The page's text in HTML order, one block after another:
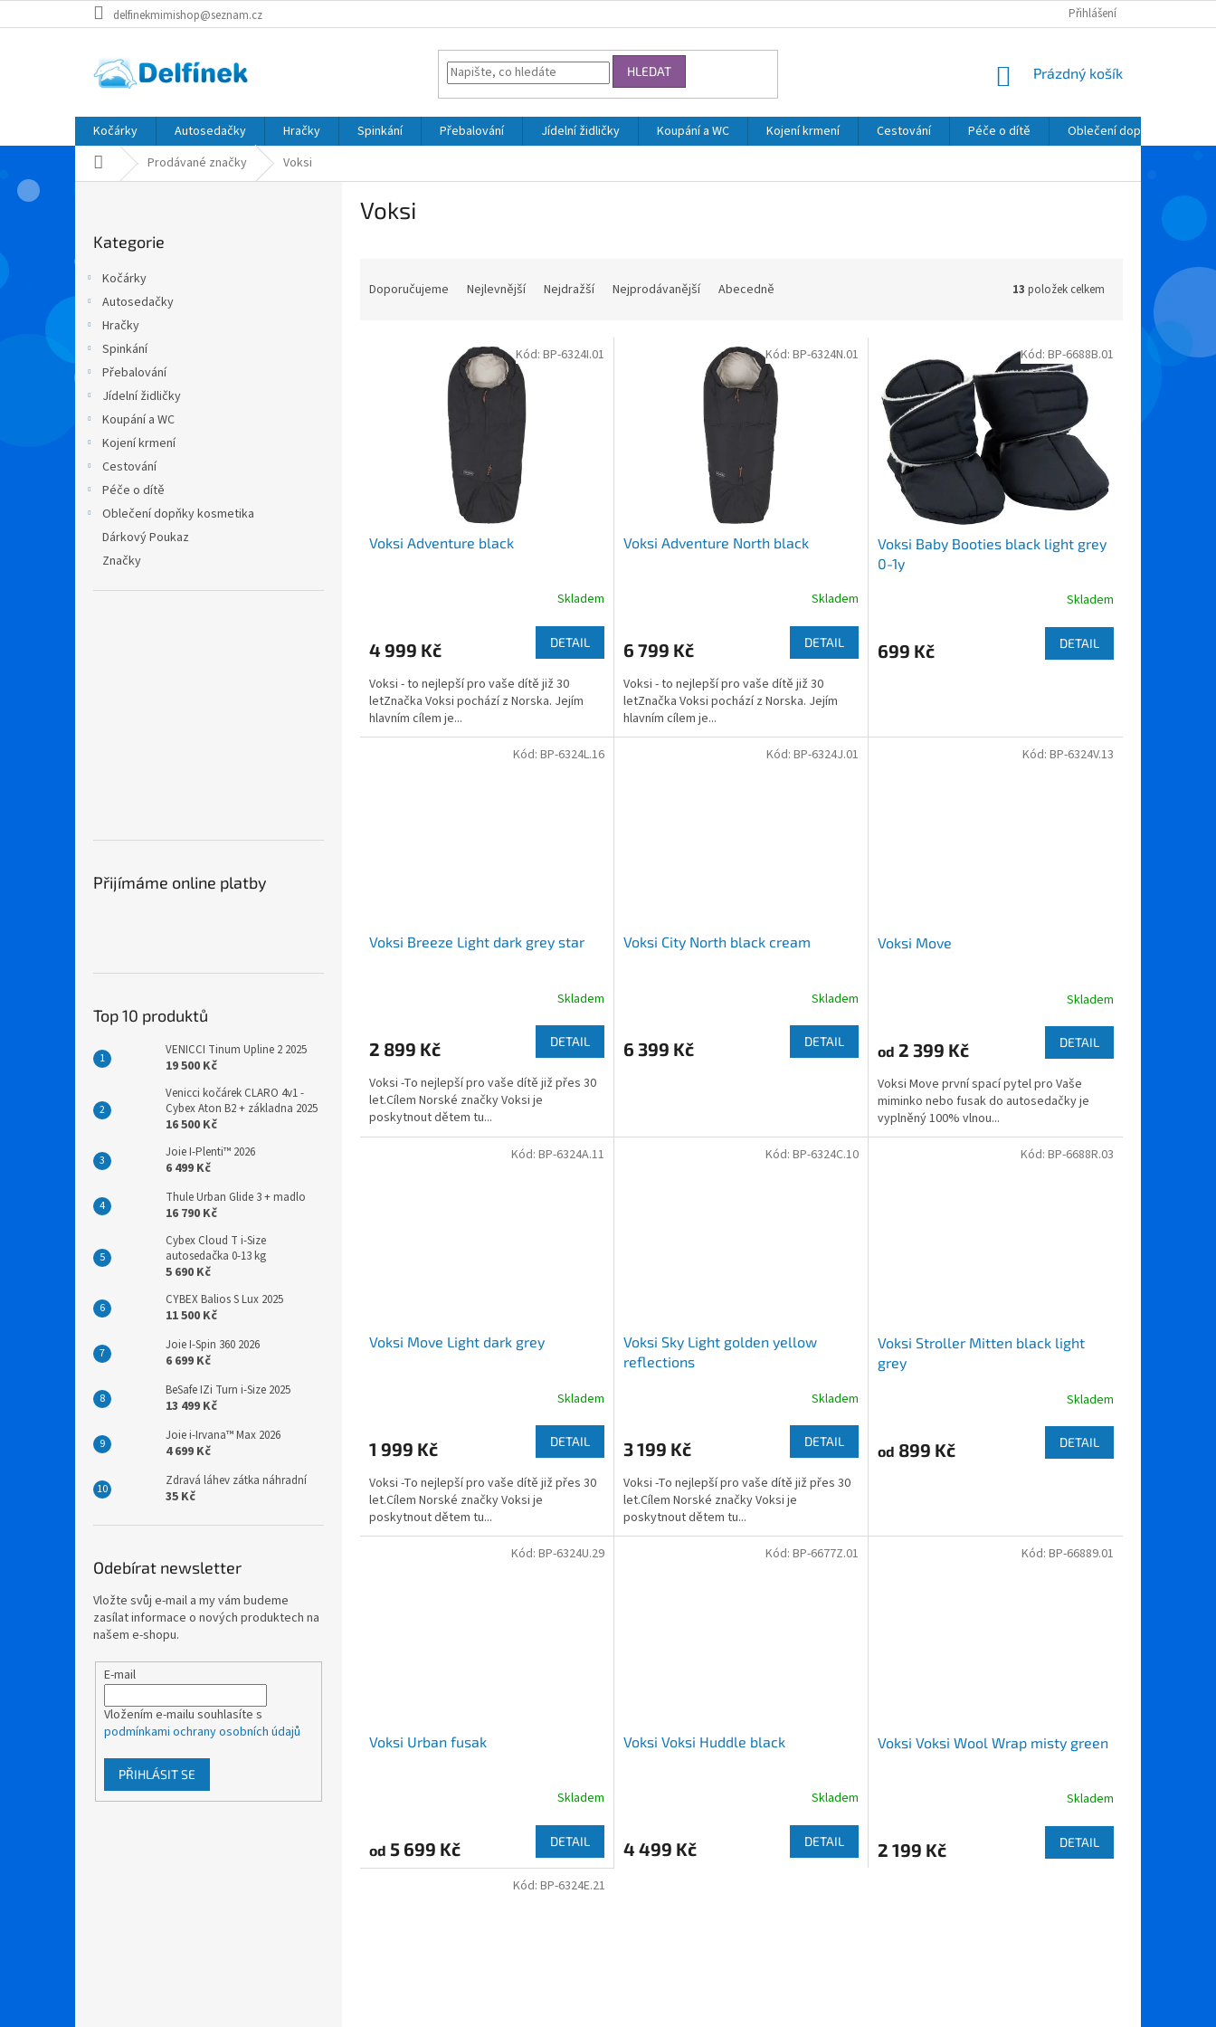
na
delfinekmimishop@seznam.cz Přihlášení
HLEDAT
NÁKUPNÍ
Prázdný košík
Kočárky Autosedačky Hračky Spinkání Přebalování Jídelní židličky Koupání a WC Kojení krmení Cestování Péče o dítě
Oblečení dopňky
Domů Prodávané značky Voksi
r
p
kategorie
Kategorie
Kočárky
Autosedačky
Hračky
Spinkání
Přebalování
Jídelní židličky
Koupání a WC
Kojení krmení
Cestování
Péče o dítě
Oblečení dopňky kosmetika
Dárkový Poukaz
Značky
Přijímáme online platby
Top 10 produktů
VENICCI Tinum Upline 2 2025
19 500 Kč
Venicci kočárek CLARO 4v1 -
Cybex Aton B2 + základna 2025
16 500 Kč
Joie I-Plenti™ 2026
6 499 Kč
Thule Urban Glide 3 + madlo
16 790 Kč
Cybex Cloud T i-Size
autosedačka 0-13 kg
5 690 Kč
CYBEX Balios S Lux 2025
11 500 Kč
Joie I-Spin 360 2026
6 699 Kč
BeSafe IZi Turn i-Size 2025
13 499 Kč
Joie i-Irvana™ Max 2026
4 699 Kč
Zdravá láhev zátka náhradní
35 Kč
Odebírat newsletter
Vložte svůj e-mail a my vám budeme
zasílat informace o nových produktech na
našem e-shopu.
E-mail
Vložením e-mailu souhlasíte s
podmínkami ochrany osobních údajů
PŘIHLÁSIT SE
Voksi
Doporučujeme Nejlevnější Nejdražší Nejprodávanější Abecedně 13 položek celkem
Voksi Adventure black
Skladem
4 999 Kč DETAIL
Voksi - to nejlepší pro vaše dítě již 30
letZnačka Voksi pochází z Norska. Jejím
hlavním cílem je...
Kód: BP-6324I.01
Voksi Adventure North black
Skladem
6 799 Kč DETAIL
Voksi - to nejlepší pro vaše dítě již 30
letZnačka Voksi pochází z Norska. Jejím
hlavním cílem je...
Kód: BP-6324N.01
Voksi Baby Booties black light grey
0-1y
Skladem
699 Kč DETAIL
Kód: BP-6688B.01
Voksi Breeze Light dark grey star
Skladem
2 899 Kč DETAIL
Voksi -To nejlepší pro vaše dítě již přes 30
let.Cílem Norské značky Voksi je
poskytnout dětem tu...
Kód: BP-6324L.16
Voksi City North black cream
Skladem
6 399 Kč DETAIL
Kód: BP-6324J.01
Voksi Move
je
z
5
hvězdiček.
Skladem
od 2 399 Kč DETAIL
Voksi Move první spací pytel pro Vaše
miminko nebo fusak do autosedačky je
vyplněný 100% vlnou...
Kód: BP-6324V.13
Voksi Move Light dark grey
Skladem
1 999 Kč DETAIL
Voksi -To nejlepší pro vaše dítě již přes 30
let.Cílem Norské značky Voksi je
poskytnout dětem tu...
Kód: BP-6324A.11
Voksi Sky Light golden yellow
reflections
Skladem
3 199 Kč DETAIL
Voksi -To nejlepší pro vaše dítě již přes 30
let.Cílem Norské značky Voksi je
poskytnout dětem tu...
Kód: BP-6324C.10
Voksi Stroller Mitten black light
grey
Skladem
od 899 Kč DETAIL
Kód: BP-6688R.03
Voksi Urban fusak
je
3,9
Skladem
od 5 699 Kč DETAIL
Kód: BP-6324U.29
Voksi Voksi Huddle black
Skladem
4 499 Kč DETAIL
Kód: BP-6677Z.01
Voksi Voksi Wool Wrap misty green
Skladem
2 199 Kč DETAIL
Kód: BP-66889.01
Kód: BP-6324E.21